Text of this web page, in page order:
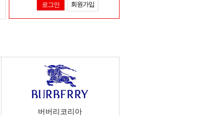
회원가입
버버리코리아